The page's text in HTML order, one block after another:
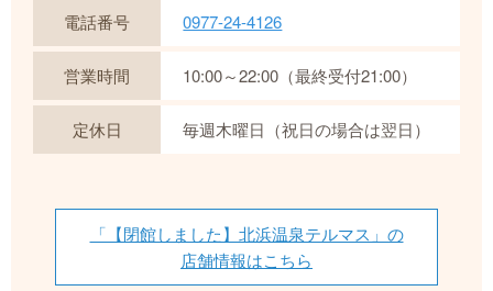
電話番号 0977-24-4126
営業時間 10:00～22:00（最終受付21:00）
定休日 毎週木曜日（祝日の場合は翌日）
「【閉館しました】北浜温泉テルマス」の
店舗情報はこちら